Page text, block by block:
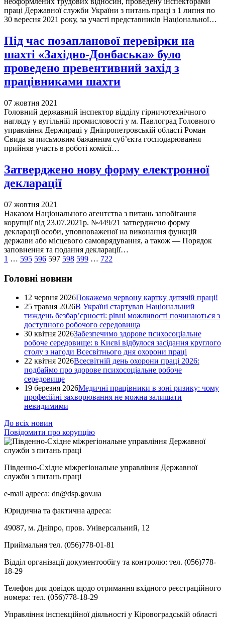
праці Державної служби України з питань праці з 1 липня по
30 вересня 2021 року, за участі представників Національної…
Під час позапланової перевірки на
шахті «Західно-Донбаська» було
проведено превентивний захід з
працівниками шахти
07 жовтня 2021
Головний державний інспектор відділу гірничотехнічного
нагляду у вугільній промисловості у м. Павлоград Головного
управління Держпраці у Дніпропетровській області Роман
Свида за письмовим бажанням суб’єкта господарювання
прийняв участь в роботі комісії…
Затверджено нову форму електронної
декларації
07 жовтня 2021
Наказом Національного агентства з питань запобігання
корупції від 23.07.2021р. №449/21 затверджено форму
декларації особи, уповноваженої на виконання функцій
держави або місцевого самоврядування, а також — Порядок
заповнення та подання декларації…
1 … 595 596 597 598 599 … 722
Головні новини
12 червня 2026Покажемо червону картку дитячій праці!
25 травня 2026В Україні стартував Національний
тиждень безбар’єрності: рівні можливості починаються з
доступного робочого середовища
30 квітня 2026Забезпечимо здорове психосоціальне
робоче середовище: в Києві відбулося засідання круглого
столу з нагоди Всесвітнього дня охорони праці
22 квітня 2026Всесвітній день охорони праці 2026:
подбаймо про здорове психосоціальне робоче
середовище
19 березня 2026Медичні працівники в зоні ризику: чому
професійні захворювання не можна залишати
невидимими
До всіх новин
Повідомити про корупцію
Південно-Східне міжрегіональне управління Державної
служби з питань праці
e-mail адреса: dn@dsp.gov.ua
Юридична та фактична адреса:
49087, м. Дніпро, пров. Універсальний, 12
Приймальня тел. (056)778-01-81
Відділ організації документообігу та контролю: тел. (056)778-
18-29
Телефон для довідок щодо отримання вхідного реєстраційного
номера: тел. (056)778-18-29
Управління інспекційної діяльності у Кіровоградській області